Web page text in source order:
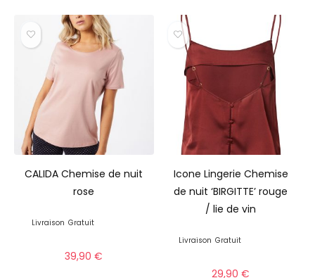
CALIDA Chemise de nuit
rose
Livraison Gratuit
39,90€
Icone Lingerie Chemise
de nuit ‘BIRGITTE’ rouge
/ lie de vin
Livraison Gratuit
29,90€